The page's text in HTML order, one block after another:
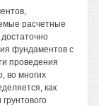
расчетные
фундаментов с
проведения
во многих
как